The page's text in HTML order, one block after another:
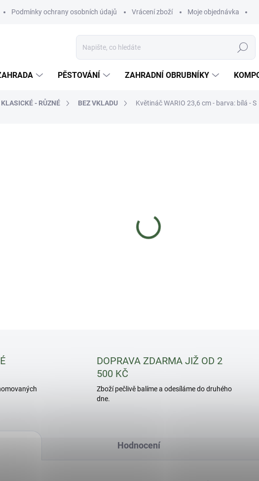
Podmínky ochrany osobních údajů Vrácení zboží Moje objednávka
Hledat
PĚSTOVÁNÍ ZAHRADNÍ OBRUBNÍKY
- RŮZNÉ BEZ VKLADU Květináč WARIO 23,6 cm - barva: bílá - S
velikostech
DOPRAVA ZDARMA JIŽ OD 2
500 KČ
Zboží pečlivě balíme a odesíláme do druhého
dne.
Hodnocení